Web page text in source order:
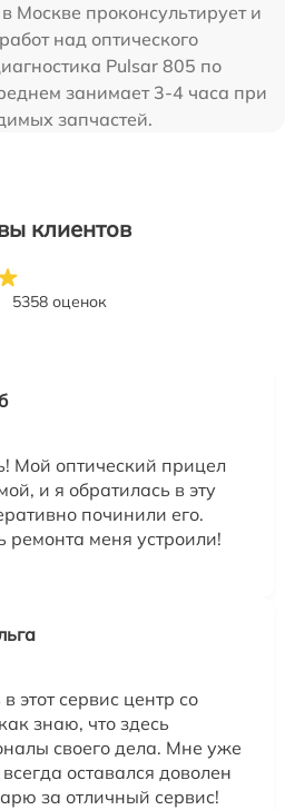
Москве проконсультирует и
над оптического
Pulsar 805 по
занимает 3-4 часа при
запчастей.
клиентов
5358 оценок
Мой оптический прицел
и я обратилась в эту
починили его.
ремонта меня устроили!
этот сервис центр со
знаю, что здесь
своего дела. Мне уже
оставался доволен
за отличный сервис!